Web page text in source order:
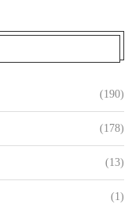
(190)
(178)
(13)
(1)